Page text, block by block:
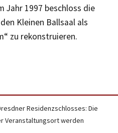
Jahr 1997 beschloss die
Kleinen Ballsaal als
zu rekonstruieren.
Residenzschlosses: Die
Veranstaltungsort werden